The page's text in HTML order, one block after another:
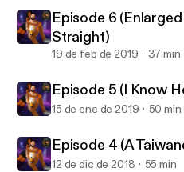
4tyAF a Podcast...
Episode 6
Straight)
19 de feb de 2019 37 min
Episode 5 (I Know
15 de ene de 2019 50 min
Episode 4 (A
12 de dic de 2018 55 min